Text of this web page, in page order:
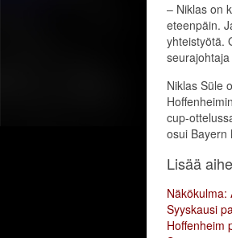
– Niklas on
eteenpäin.
yhteistyötä.
seurajohtaja
Niklas Süle
cup-
osui Bayern
Lisää
Näkökulma:
Syyskausi
Hoffenheim